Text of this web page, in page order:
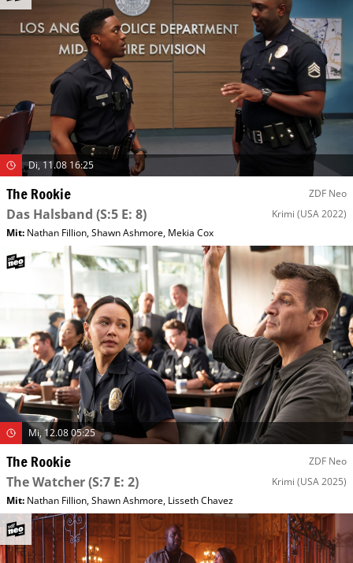
Di, 11.08 16:25
The Rookie ZDF Neo
Das Halsband (S:5 E: 8) Krimi (USA 2022)
Mit: Nathan Fillion,Shawn Ashmore, Mekia Cox
Mi, 12.08 05:25
The Rookie ZDF Neo
The Watcher(S:7 E: 2) Krimi (USA 2025)
Mit: Nathan Fillion,Shawn Ashmore, Lisseth Chavez